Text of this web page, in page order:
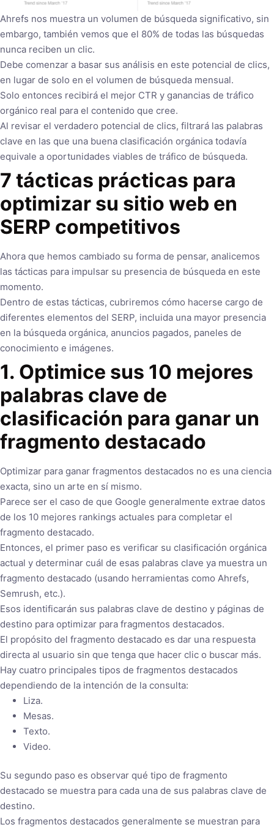
Ahrefs nos muestra un volumen de búsqueda significativo, sin
embargo, también vemos que el 80% de todas las búsquedas
nunca reciben un clic.
Debe comenzar a basar sus análisis en este potencial de clics,
en lugar de solo en el volumen de búsqueda mensual.
Solo entonces recibirá el mejor CTR y ganancias de tráfico
orgánico real para el contenido que cree.
Al revisar el verdadero potencial de clics, filtrará las palabras
clave en las que una buena clasificación orgánica todavía
equivale a oportunidades viables de tráfico de búsqueda.
7 tácticas prácticas para
optimizar su sitio web en
SERP competitivos
Ahora que hemos cambiado su forma de pensar, analicemos
las tácticas para impulsar su presencia de búsqueda en este
momento.
Dentro de estas tácticas, cubriremos cómo hacerse cargo de
diferentes elementos del SERP, incluida una mayor presencia
en la búsqueda orgánica, anuncios pagados, paneles de
conocimiento e imágenes.
1. Optimice sus 10 mejores
palabras clave de
clasificación para ganar un
fragmento destacado
Optimizar para ganar fragmentos destacados no es una ciencia
exacta, sino un arte en sí mismo.
Parece ser el caso de que Google generalmente extrae datos
de los 10 mejores rankings actuales para completar el
fragmento destacado.
Entonces, el primer paso es verificar su clasificación orgánica
actual y determinar cuál de esas palabras clave ya muestra un
fragmento destacado (usando herramientas como Ahrefs,
Semrush, etc.).
Esos identificarán sus palabras clave de destino y páginas de
destino para optimizar para fragmentos destacados.
El propósito del fragmento destacado es dar una respuesta
directa al usuario sin que tenga que hacer clic o buscar más.
Hay cuatro principales tipos de fragmentos destacados
dependiendo de la intención de la consulta:
Liza.
Mesas.
Texto.
Video.
Su segundo paso es observar qué tipo de fragmento
destacado se muestra para cada una de sus palabras clave de
destino.
Los fragmentos destacados generalmente se muestran para